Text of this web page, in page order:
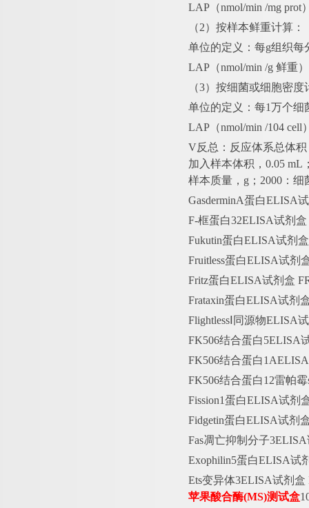
LAP（nmol/min /mg
（2）按样本鲜重计算：
单位的定义：每g组织每
LAP（nmol/min /g 鲜重
（3）按细菌或细胞密度
单位的定义：每1万个细
LAP（nmol/min /104
V反总：反应体系总体积
加入样本体积，0.05 mL
样本质量，g；2000：
GasderminA蛋白ELISA
F-框蛋白32ELISA试剂
Fukutin蛋白ELISA试剂
Fruitless蛋白ELISA试剂
Fritz蛋白ELISA试剂盒
Frataxin蛋白ELISA试剂
FlightlessⅠ同源物ELISA
FK506结合蛋白5ELISA
FK506结合蛋白
FK506结合蛋白12雷帕
Fission1蛋白ELISA试剂
Fidgetin蛋白ELISA试剂
Fas凋亡抑制分子
Exophilin5蛋白ELISA试
Ets变异体3ELISA试剂
苹果酸合酶(MS)测试盒